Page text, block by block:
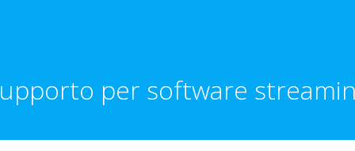
per software